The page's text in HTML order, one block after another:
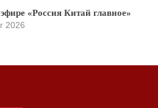
«Россия Китай главное»
2026